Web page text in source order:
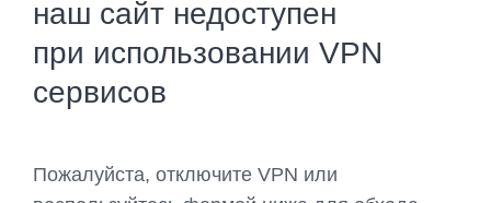
наш сайт недоступен
при использовании VPN
сервисов
Пожалуйста, отключите VPN или